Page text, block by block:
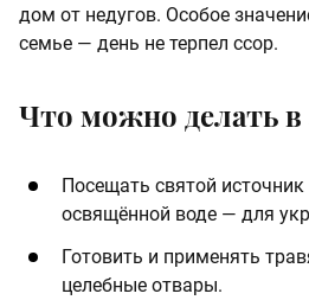
дом от недугов. Особое
семье — день не терпел ссор.
Что можно делать в
Посещать святой
освящённой воде — для
Готовить и применять
целебные отвары.